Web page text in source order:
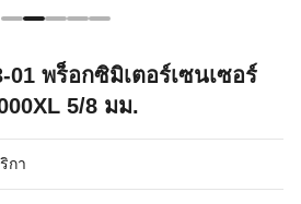
01 พร็อกซิมิเตอร์เซนเซอร์
5/8 มม.
กา